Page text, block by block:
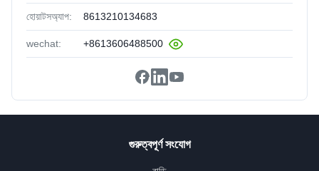
হোয়াটসঅ্যাপ: 8613210134683
wechat: +8613606488500
গুরুত্বপূর্ণ সংযোগ